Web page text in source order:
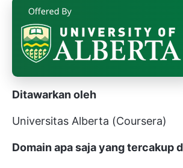
Ditawarkan oleh
Universitas Alberta (Coursera)
Domain apa saja yang tercakup